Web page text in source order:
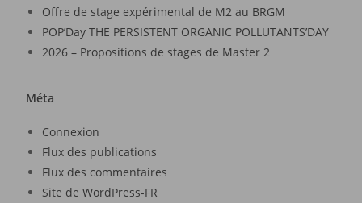
Offre de stage expérimental de M2 au BRGM
POP’Day THE PERSISTENT ORGANIC POLLUTANTS’DAY
2026 – Propositions de stages de Master 2
Méta
Connexion
Flux des publications
Flux des commentaires
Site de WordPress-FR